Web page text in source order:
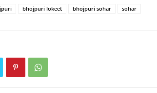
bhojpuri lokeet bhojpuri sohar sohar